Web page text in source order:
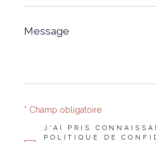
Message
*
J'AI PRIS
POLITIQUE DE
* Champ obligatoire